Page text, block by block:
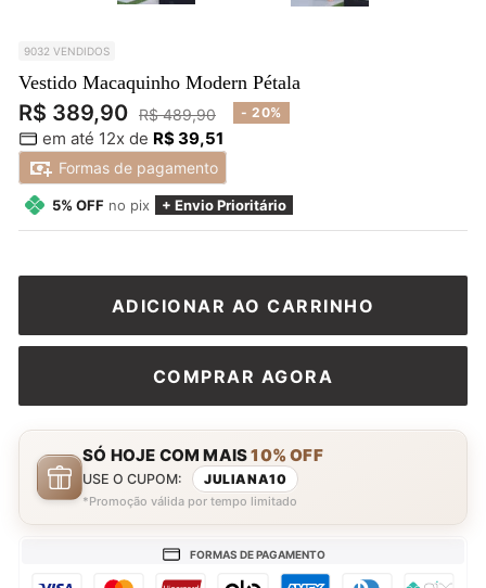
9032 VENDIDOS
Vestido Macaquinho Modern Pétala
Preço
promocional
R$ 389,90 Preço
normal
R$ 489,90 - 20%
em até 12x de R$ 39,51
Formas de pagamento
5% OFF no pix + Envio Prioritário
ADICIONAR AO CARRINHO
COMPRAR AGORA
SÓ HOJE COM MAIS10% OFF
USE O CUPOM: JULIANA10
*Promoção válida por tempo limitado
FORMAS DE PAGAMENTO